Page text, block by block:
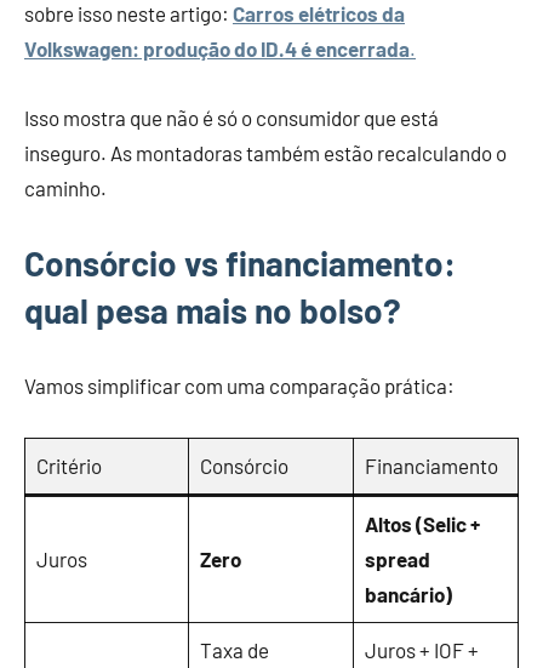
sobre isso neste artigo: Carros elétricos da
Volkswagen: produção do ID.4 é encerrada.
Isso mostra que não é só o consumidor que está
inseguro. As montadoras também estão recalculando o
caminho.
Consórcio vs financiamento:
qual pesa mais no bolso?
Vamos simplificar com uma comparação prática:
Critério Consórcio Financiamento
Juros Zero
Altos (Selic +
spread
bancário)
Taxa de Juros + IOF +